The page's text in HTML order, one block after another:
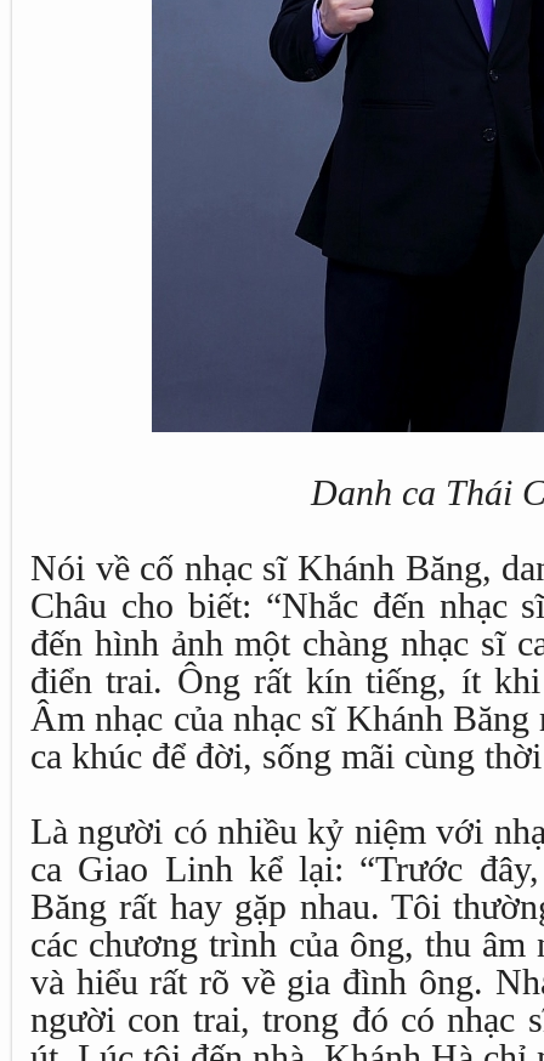
Danh ca Thái
Nói về cố nhạc sĩ Khánh Băng,
Châu cho biết: “Nhắc đến nhạc
đến hình ảnh một chàng nhạc sĩ
điển trai. Ông rất kín tiếng, ít
Âm nhạc của nhạc sĩ Khánh Băng
ca khúc để đời, sống mãi cùng
Là người có nhiều kỷ niệm với
ca Giao Linh kể lại: “Trước
Băng rất hay gặp nhau. Tôi
các chương trình của ông, thu âm
và hiểu rất rõ về gia đình ông.
người con trai, trong đó có nhạc